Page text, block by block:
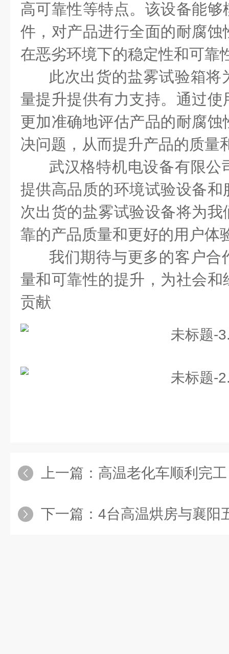
高可靠性等特点。该设备能
件，对产品进行全面的耐腐
在恶劣环境下的稳定性和可靠
此次出货的盐雾试验箱将
量提升提供有力支持。通过
更加准确地评估产品的耐腐
决问题，从而提升产品的质量
武汉格特机电设备有限公
提供高品质的环境试验设备
次出货的盐雾试验设备将为
靠的产品质量和更好的用户体
我们期待与更多的客户合
量和可靠性的提升，为社会
贡献
上一篇： 高温老化车顺利完
下一篇： 4台高温烘房与襄阳